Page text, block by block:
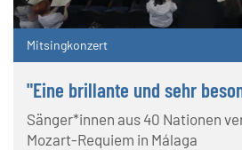
Mitsingkonzert
"Eine brillante und sehr
Sänger*innen aus 40 Nationen
Mozart-Requiem in Málaga